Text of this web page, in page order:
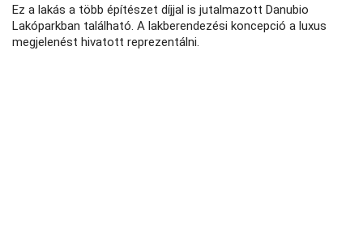
Ez a lakás a több építészet díjjal is jutalmazott Danubio
Lakóparkban található. A lakberendezési koncepció a luxus
megjelenést hivatott reprezentálni.